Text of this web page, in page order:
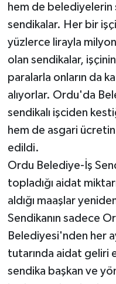
hem de belediyelerin
sendikalar. Her bir
yüzlerce lirayla
olan sendikalar, işçinin
paralarla onların da
alıyorlar. Ordu'da
sendikalı işciden
hem de asgari ücretin
edildi.
Ordu Belediye-İş
topladığı aidat
aldığı maaşlar
Sendikanın sadece
Belediyesi'nden her
tutarında aidat geliri
sendika başkan ve